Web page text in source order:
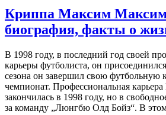
Криппа Максим
биография, факты о
В 1998 году, в последний год своей
карьеры футболиста, он
сезона он завершил свою футбольную
чемпионат. Профессиональная
закончилась в 1998 году, но в
за команду „Люнгбю Олд Бойз“. В